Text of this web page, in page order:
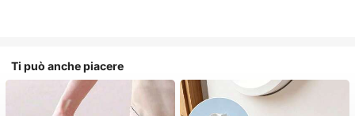
Ti può anche piacere